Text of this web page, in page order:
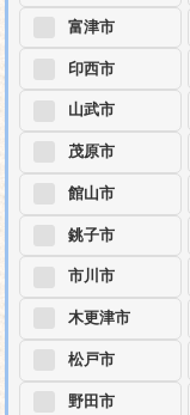
富津市
印西市
山武市
茂原市
館山市
銚子市
市川市
木更津市
松戸市
野田市